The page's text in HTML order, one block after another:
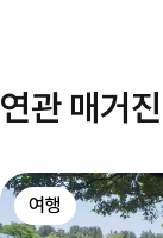
연관 매거진
여행